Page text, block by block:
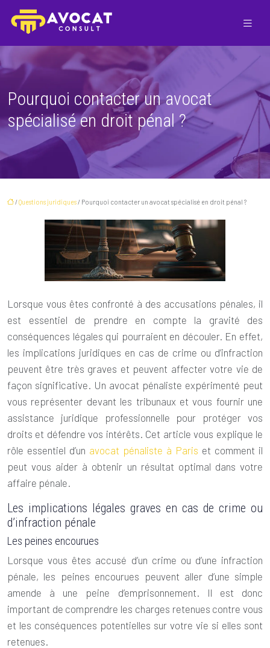
Pourquoi contacter un avocat
spécialisé en droit pénal ?
/Questions juridiques/ Pourquoi contacter un avocat spécialisé en droit pénal ?
Lorsque vous êtes confronté à des accusations pénales, il
est essentiel de prendre en compte la gravité des
conséquences légales qui pourraient en découler. En effet,
les implications juridiques en cas de crime ou d’infraction
peuvent être très graves et peuvent affecter votre vie de
façon significative. Un avocat pénaliste expérimenté peut
vous représenter devant les tribunaux et vous fournir une
assistance juridique professionnelle pour protéger vos
droits et défendre vos intérêts. Cet article vous explique le
rôle essentiel d’un avocat pénaliste à Paris et comment il
peut vous aider à obtenir un résultat optimal dans votre
affaire pénale.
Les implications légales graves en cas de crime ou
d’infraction pénale
Les peines encourues
Lorsque vous êtes accusé d’un crime ou d’une infraction
pénale, les peines encourues peuvent aller d’une simple
amende à une peine d’emprisonnement. Il est donc
important de comprendre les charges retenues contre vous
et les conséquences potentielles sur votre vie si elles sont
retenues.